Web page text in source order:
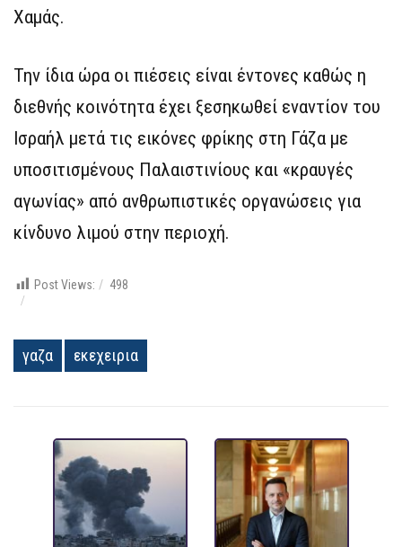
Χαμάς.
Την ίδια ώρα οι πιέσεις είναι έντονες καθώς η
διεθνής κοινότητα έχει ξεσηκωθεί εναντίον του
Ισραήλ μετά τις εικόνες φρίκης στη Γάζα με
υποσιτισμένους Παλαιστινίους και «κραυγές
αγωνίας» από ανθρωπιστικές οργανώσεις για
κίνδυνο λιμού στην περιοχή.
Post Views: 498
γαζα εκεχειρια